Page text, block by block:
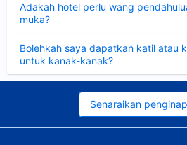
Adakah hotel perlu wang
muka?
Bolehkah saya dapatkan katil atau
untuk kanak-kanak?
Senaraikan